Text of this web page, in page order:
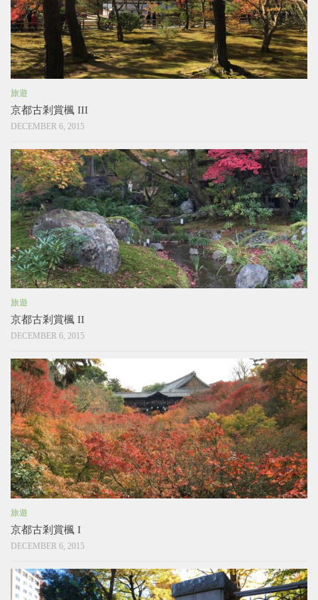
旅遊
京都古剎賞楓 III
DECEMBER 6, 2015
旅遊
京都古剎賞楓 II
DECEMBER 6, 2015
旅遊
京都古剎賞楓 I
DECEMBER 6, 2015